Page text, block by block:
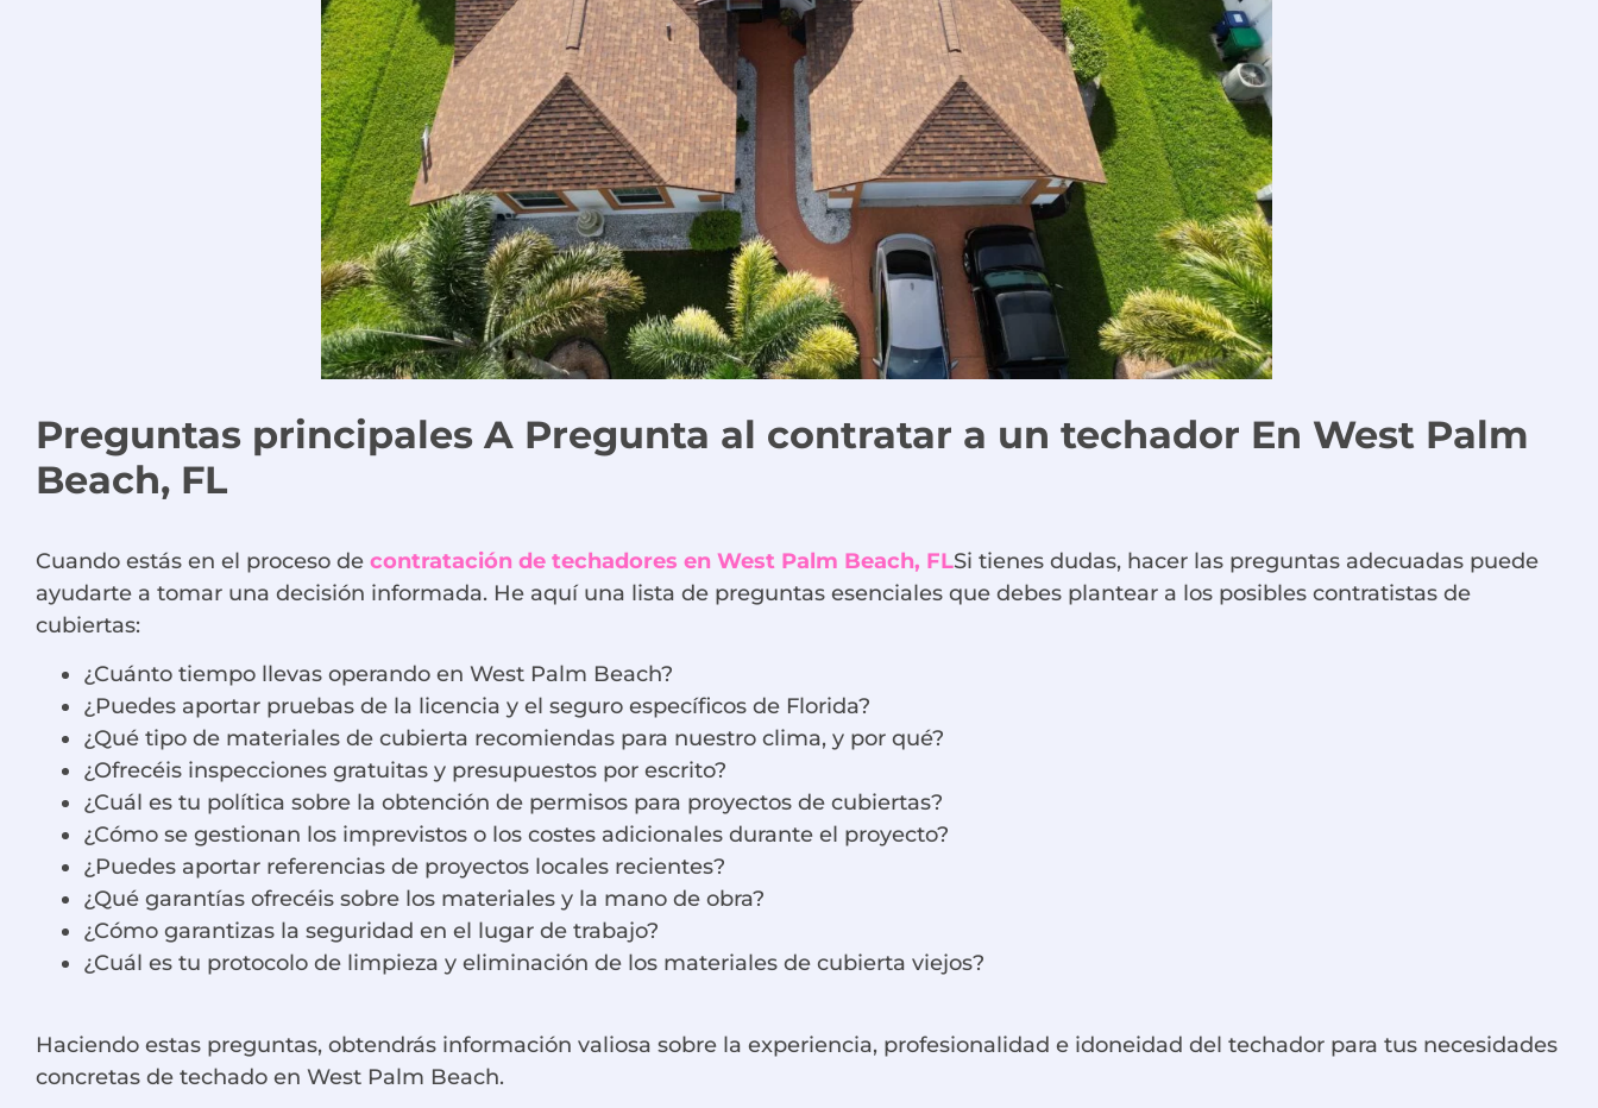
Preguntas principales A Pregunta al contratar a un techador En West Palm
Beach, FL
Cuando estás en el proceso de contratación de techadores en West Palm Beach, FLSi tienes dudas, hacer las preguntas adecuadas puede
ayudarte a tomar una decisión informada. He aquí una lista de preguntas esenciales que debes plantear a los posibles contratistas de
cubiertas:
¿Cuánto tiempo llevas operando en West Palm Beach?
¿Puedes aportar pruebas de la licencia y el seguro específicos de Florida?
¿Qué tipo de materiales de cubierta recomiendas para nuestro clima, y por qué?
¿Ofrecéis inspecciones gratuitas y presupuestos por escrito?
¿Cuál es tu política sobre la obtención de permisos para proyectos de cubiertas?
¿Cómo se gestionan los imprevistos o los costes adicionales durante el proyecto?
¿Puedes aportar referencias de proyectos locales recientes?
¿Qué garantías ofrecéis sobre los materiales y la mano de obra?
¿Cómo garantizas la seguridad en el lugar de trabajo?
¿Cuál es tu protocolo de limpieza y eliminación de los materiales de cubierta viejos?
Haciendo estas preguntas, obtendrás información valiosa sobre la experiencia, profesionalidad e idoneidad del techador para tus necesidades
concretas de techado en West Palm Beach.